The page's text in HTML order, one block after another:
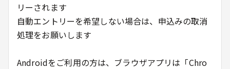
リーされます
自動エントリーを希望しない場合は、申込みの取消
処理をお願いします
Androidをご利用の方は、ブラウザアプリは「Chro